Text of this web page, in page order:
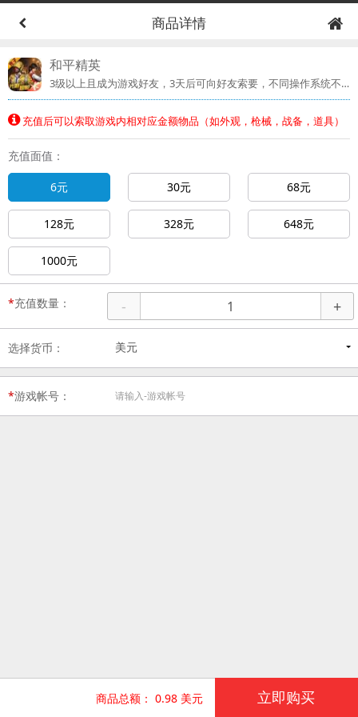
商品详情
和平精英
3级以上且成为游戏好友，3天后可向好友索要，不同操作系统不可索要哦！！！！！
充值后可以索取游戏内相对应金额物品（如外观，枪械，战备，道具）
充值面值：
6元 30元 68元
128元 328元 648元
1000元
*充值数量： - +
选择货币：
*游戏帐号：
商品总额： 0.98 美元 立即购买